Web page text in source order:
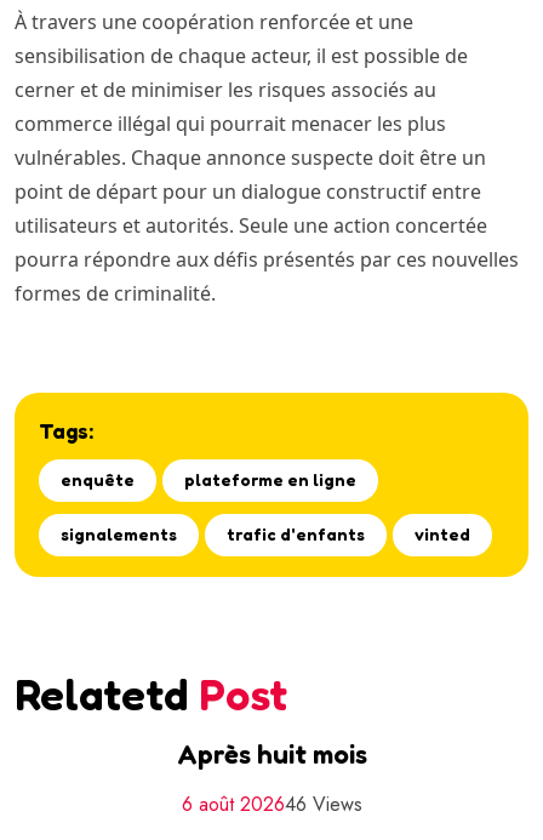
À travers une coopération renforcée et une
sensibilisation de chaque acteur, il est possible de
cerner et de minimiser les risques associés au
commerce illégal qui pourrait menacer les plus
vulnérables. Chaque annonce suspecte doit être un
point de départ pour un dialogue constructif entre
utilisateurs et autorités. Seule une action concertée
pourra répondre aux défis présentés par ces nouvelles
formes de criminalité.
Tags:
enquête plateforme en ligne
signalements trafic d'enfants vinted
Relatetd Post
Après huit mois
6 août 202646 Views